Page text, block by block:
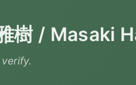
樹 / Masaki